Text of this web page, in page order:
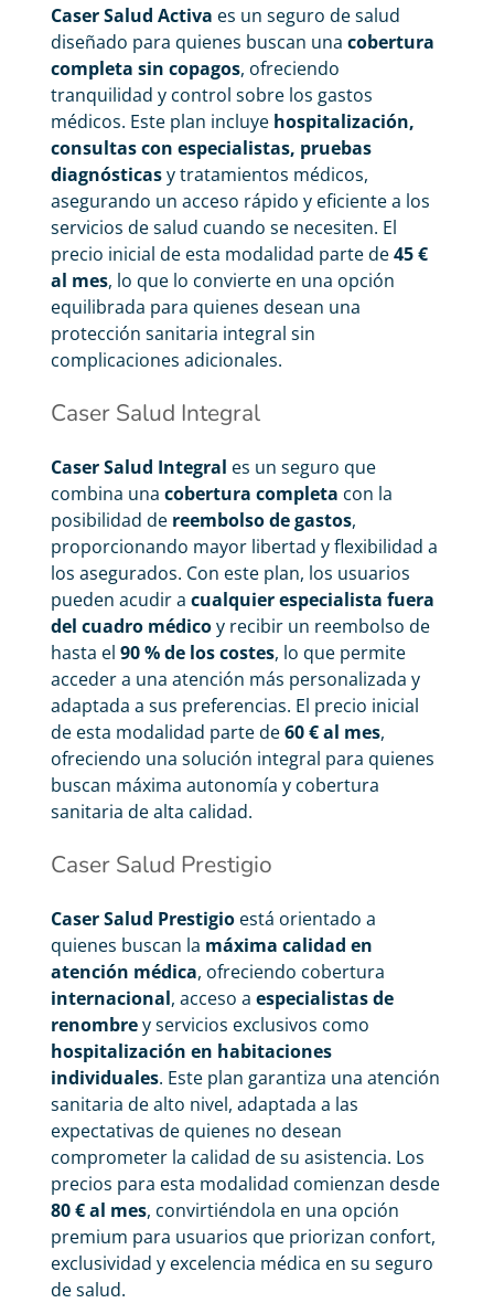
Caser Salud Activa es un seguro de salud
diseñado para quienes buscan una cobertura
completa sin copagos, ofreciendo
tranquilidad y control sobre los gastos
médicos. Este plan incluye hospitalización,
consultas con especialistas, pruebas
diagnósticasy tratamientos médicos,
asegurando un acceso rápido y eficiente a los
servicios de salud cuando se necesiten. El
precio inicial de esta modalidad parte de45 €
al mes, lo que lo convierte en una opción
equilibrada para quienes desean una
protección sanitaria integral sin
complicaciones adicionales.
Caser Salud Integral
Caser Salud Integral es un seguro que
combina una cobertura completa con la
posibilidad de reembolso de gastos,
proporcionando mayor libertad y flexibilidad a
los asegurados. Con este plan, los usuarios
pueden acudir a cualquier especialista fuera
del cuadro médicoy recibir un reembolso de
hasta el 90 % de los costes, lo que permite
acceder a una atención más personalizada y
adaptada a sus preferencias. El precio inicial
de esta modalidad parte de60 € al mes,
ofreciendo una solución integral para quienes
buscan máxima autonomía y cobertura
sanitaria de alta calidad.
Caser Salud Prestigio
Caser Salud Prestigio está orientado a
quienes buscan la máxima calidad en
atención médica, ofreciendo cobertura
internacional, acceso a especialistas de
renombrey servicios exclusivos como
hospitalización en habitaciones
individuales. Este plan garantiza una atención
sanitaria de alto nivel, adaptada a las
expectativas de quienes no desean
comprometer la calidad de su asistencia. Los
precios para esta modalidad comienzan desde
80 € al mes, convirtiéndola en una opción
premium para usuarios que priorizan confort,
exclusividad y excelencia médica en su seguro
de salud.